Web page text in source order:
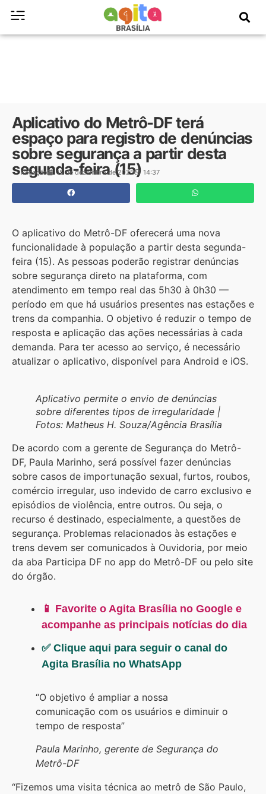
Aplicativo do Metrô-DF terá
espaço para registro de denúncias
sobre segurança a partir desta
segunda-feira (15)
Redação 15 de dezembro de 2025 14:37
O aplicativo do Metrô-DF oferecerá uma nova
funcionalidade à população a partir desta segunda-
feira (15). As pessoas poderão registrar denúncias
sobre segurança direto na plataforma, com
atendimento em tempo real das 5h30 à 0h30 —
período em que há usuários presentes nas estações e
trens da companhia. O objetivo é reduzir o tempo de
resposta e aplicação das ações necessárias à cada
demanda. Para ter acesso ao serviço, é necessário
atualizar o aplicativo, disponível para Android e iOS.
Aplicativo permite o envio de denúncias
sobre diferentes tipos de irregularidade |
Fotos: Matheus H. Souza/Agência Brasília
De acordo com a gerente de Segurança do Metrô-
DF, Paula Marinho, será possível fazer denúncias
sobre casos de importunação sexual, furtos, roubos,
comércio irregular, uso indevido de carro exclusivo e
episódios de violência, entre outros. Ou seja, o
recurso é destinado, especialmente, a questões de
segurança. Problemas relacionados às estações e
trens devem ser comunicados à Ouvidoria, por meio
da aba Participa DF no app do Metrô-DF ou pelo site
do órgão.
📱 Favorite o Agita Brasília no Google e
acompanhe as principais notícias do dia
✅ Clique aqui para seguir o canal do
Agita Brasília no WhatsApp
“O objetivo é ampliar a nossa
comunicação com os usuários e diminuir o
tempo de resposta”
Paula Marinho, gerente de Segurança do
Metrô-DF
“Fizemos uma visita técnica ao metrô de São Paulo,